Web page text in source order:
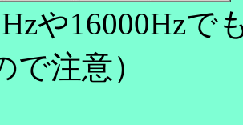
や16000Hz
で注意）